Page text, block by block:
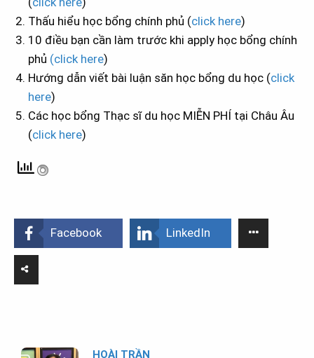
Thấu hiểu học bổng chính phủ (click here)
10 điều bạn cần làm trước khi apply học bổng chính
phủ (click here)
Hướng dẫn viết bài luận săn học bổng du học (click
here)
Các học bổng Thạc sĩ du học MIỄN PHÍ tại Châu Âu
(click here)
Facebook LinkedIn
HOÀI TRẦN